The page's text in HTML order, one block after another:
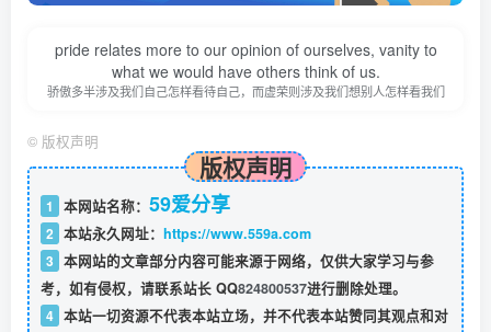
pride relates more to our opinion of ourselves, vanity to
what we would have others think of us.
骄傲多半涉及我们自己怎样看待自己，而虚荣则涉及我们想别人怎样看我们
© 版权声明
版权声明
1 本网站名称： 59爱分享
2 本站永久网址： https://www.559a.com
3 本网站的文章部分内容可能来源于网络，仅供大家学习与参
考，如有侵权，请联系站长 QQ824800537进行删除处理。
4 本站一切资源不代表本站立场，并不代表本站赞同其观点和对